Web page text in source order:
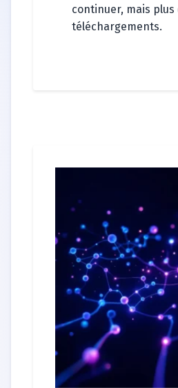
continuer, mais plus
téléchargements.